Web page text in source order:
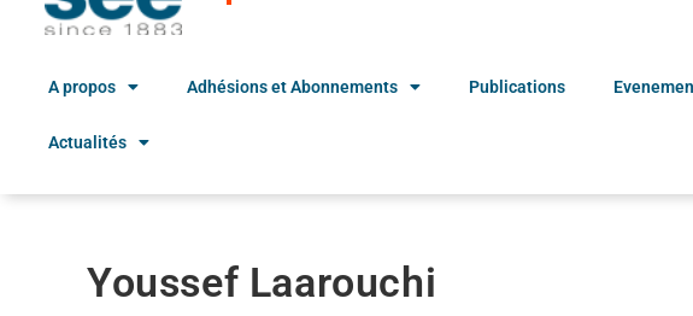
A propos Adhésions et Abonnements Publications
Actualités
Youssef Laarouchi